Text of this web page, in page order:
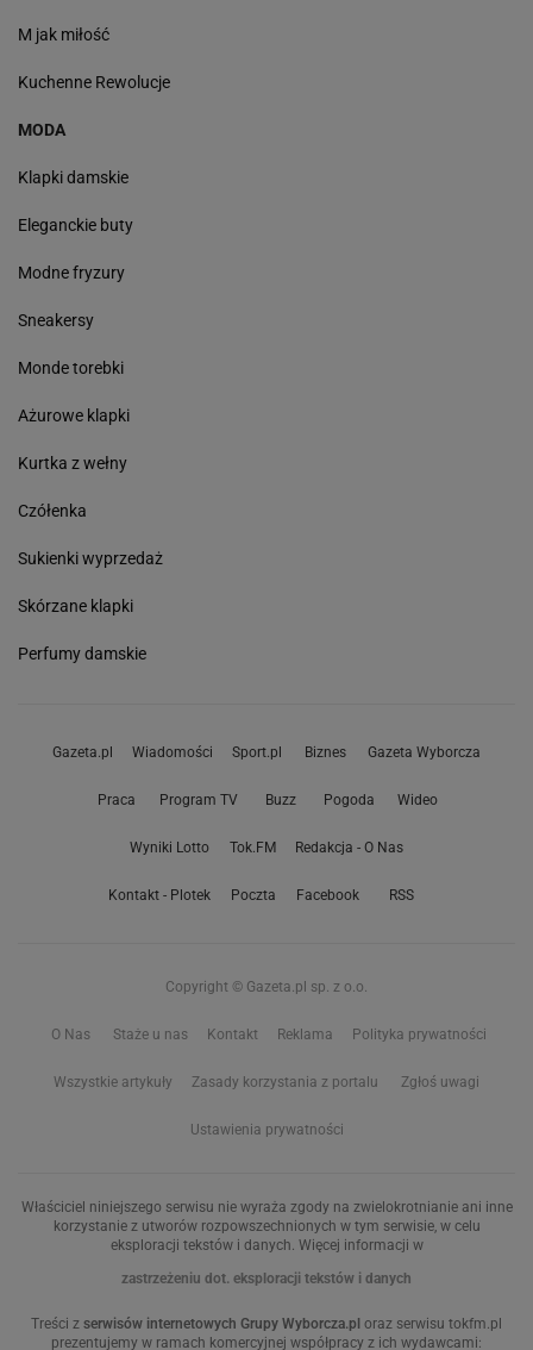
M jak miłość
Kuchenne Rewolucje
MODA
Klapki damskie
Eleganckie buty
Modne fryzury
Sneakersy
Monde torebki
Ażurowe klapki
Kurtka z wełny
Czółenka
Sukienki wyprzedaż
Skórzane klapki
Perfumy damskie
Gazeta.pl Wiadomości Sport.pl Biznes Gazeta Wyborcza
Praca Program TV Buzz Pogoda Wideo
Wyniki Lotto Tok.FM Redakcja - O Nas
Kontakt - Plotek Poczta Facebook RSS
Copyright © Gazeta.pl sp. z o.o.
O Nas Staże u nas Kontakt Reklama Polityka prywatności
Wszystkie artykuły Zasady korzystania z portalu Zgłoś uwagi
Ustawienia prywatności
Właściciel niniejszego serwisu nie wyraża zgody na zwielokrotnianie ani inne
korzystanie z utworów rozpowszechnionych w tym serwisie, w celu
eksploracji tekstów i danych. Więcej informacji w
zastrzeżeniu dot. eksploracji tekstów i danych
Treści z serwisów internetowych Grupy Wyborcza.pl oraz serwisu tokfm.pl
prezentujemy w ramach komercyjnej współpracy z ich wydawcami: